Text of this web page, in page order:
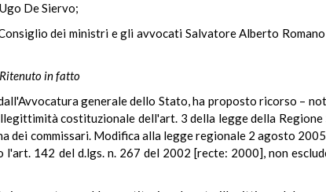
De Siervo;
dei ministri e gli avvocati Salvatore Alberto Romano
Ritenuto in fatto
generale dello Stato, ha proposto ricorso –
costituzionale dell'art. 3 della legge della
dei commissari. Modifica alla legge regionale 2 agosto
l'art. 142 del d.lgs. n. 267 del 2002 [recte: 2000], non